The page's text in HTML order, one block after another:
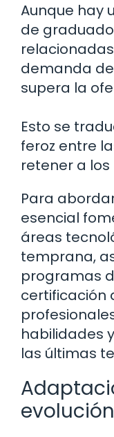
Aunque hay
de
demanda
supera la
Esto se
feroz entre
retener a
Para
esencial
áreas
temprana,
programas
certificación
habilidades
las últimas